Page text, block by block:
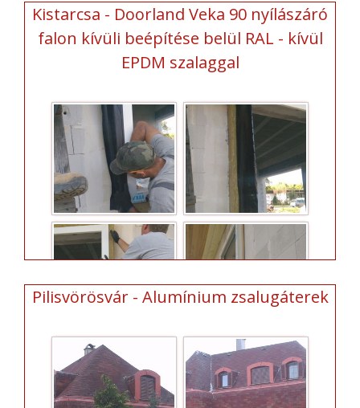
Kistarcsa - Doorland Veka 90 nyílászáró
falon kívüli beépítése belül RAL - kívül
EPDM szalaggal
Pilisvörösvár - Alumínium zsalugáterek